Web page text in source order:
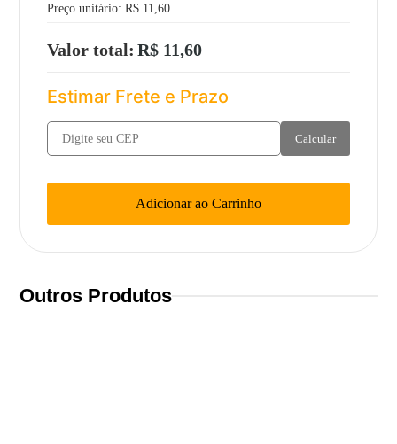
Preço unitário: R$ 11,60
Valor total: R$ 11,60
Estimar Frete e Prazo
Calcular
Adicionar ao Carrinho
Outros Produtos